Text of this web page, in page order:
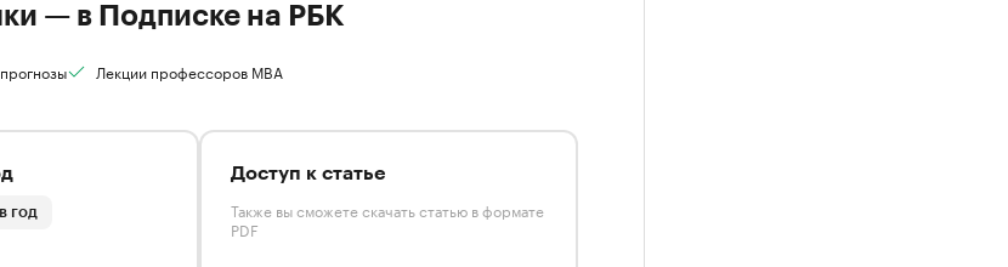
— в Подписке на РБК
Лекции профессоров MBA
год
Доступ к статье
Также вы сможете скачать статью в формате
PDF